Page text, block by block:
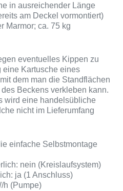
in ausreichender Länge
am Deckel vormontiert)
Marmor; ca. 75 kg
eventuelles Kippen zu
eine Kartusche eines
dem man die Standflächen
Beckens verkleben kann.
wird eine handelsübliche
nicht im Lieferumfang
einfache Selbstmontage
nein (Kreislaufsystem)
ja (1 Anschluss)
h (Pumpe)